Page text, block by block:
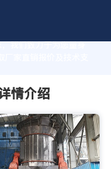
我们致力于为您量身
家直销报价及技术支
情介绍